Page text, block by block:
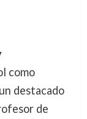
como
destacado
de